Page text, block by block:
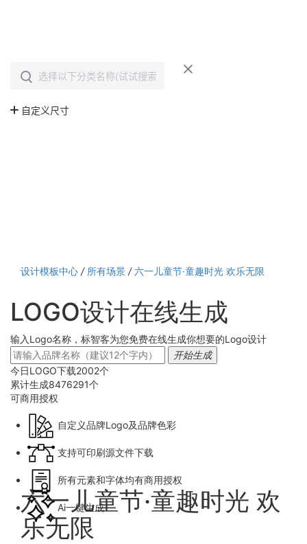
设计模板中心 / 所有场景 / 六一儿童节·童趣时光 欢乐无限
LOGO设计在线生成
输入Logo名称，标智客为您免费在线生成你想要的Logo设计
开始生成
今日LOGO下载2002个
累计生成8476291个
可商用授权
自定义品牌Logo及品牌色彩
支持可印刷源文件下载
所有元素和字体均有商用授权
Ai一键生成
六一儿童节·童趣时光 欢
乐无限